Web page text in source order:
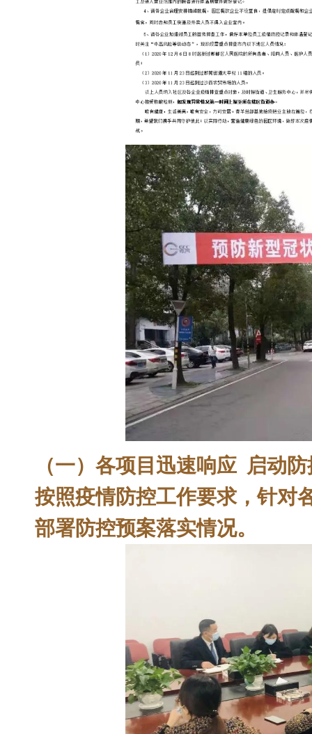
（一）各项目迅速响应 启动
按照疫情防控工作要求，针对
部署防控预案落实情况。